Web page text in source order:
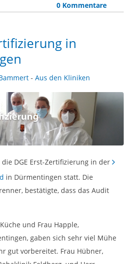
0 Kommentare
in
- Aus den Kliniken
DGE Erst-Zertifizierung in der
in Dürmentingen statt. Die
bestätigte, dass das Audit
und Frau Happle,
gaben sich sehr viel Mühe
gut vorbereitet. Frau Hübner,